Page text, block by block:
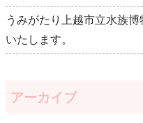
うみがたり上越市立水族
いたします。
アーカイブ